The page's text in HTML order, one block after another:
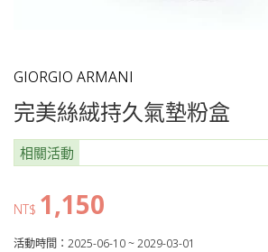
GIORGIO ARMANI
完美絲絨持久氣墊粉盒
相關活動
NT$ 1,150
活動時間：2025-06-10 ~ 2029-03-01